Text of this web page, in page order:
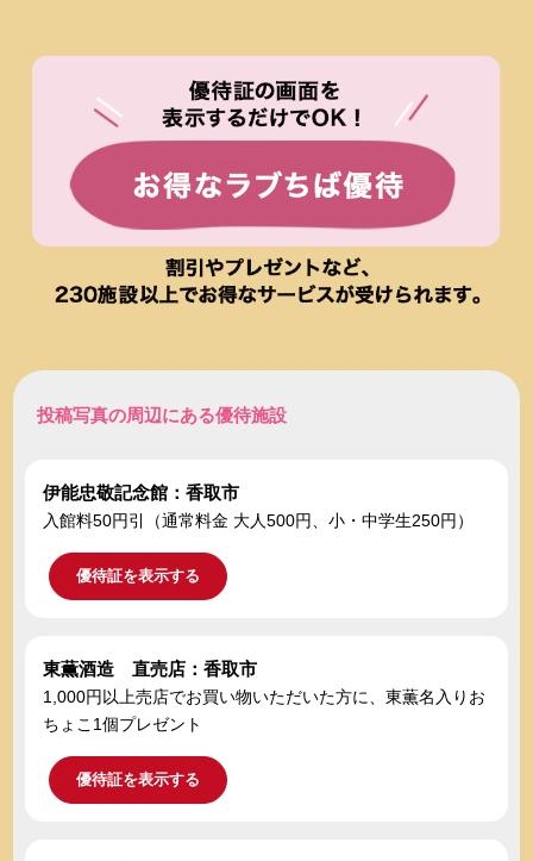
投稿写真の周辺にある優待施設
伊能忠敬記念館：香取市
入館料50円引（通常料金 大人500円、小・中学生250円）
優待証を表示する
東薫酒造 直売店：香取市
1,000円以上売店でお買い物いただいた方に、東薫名入りお
ちょこ1個プレゼント
優待証を表示する